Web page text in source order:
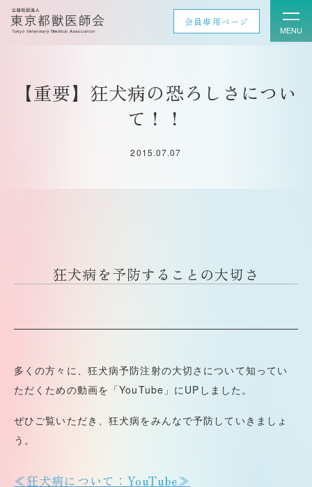
会員専用ページ
【重要】狂犬病の恐ろしさについ
て！！
2015.07.07
狂犬病を予防することの大切さ
多くの方々に、狂犬病予防注射の大切さについて知ってい
ただくための動画を 「YouTube」にUPしました。
ぜひご覧いただき、狂犬病をみんなで予防していきましょ
う。
≪狂犬病について：YouTube≫